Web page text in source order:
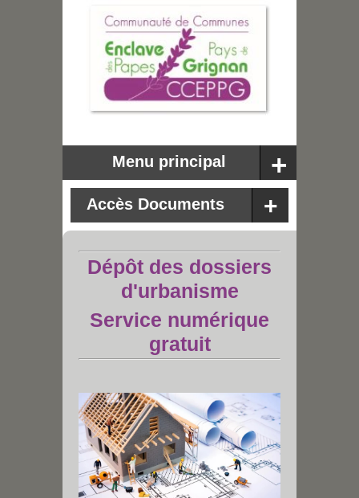
Menu principal
Accès Documents
Dépôt des dossiers
d'urbanisme
Service numérique
gratuit